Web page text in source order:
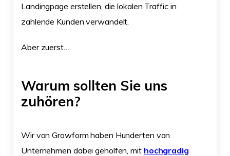
Landingpage erstellen, die lokalen Traffic in
zahlende Kunden verwandelt.
Aber zuerst…
Warum sollten Sie uns
zuhören?
Wir von Growform haben Hunderten von
Unternehmen dabei geholfen, mit hochgradig